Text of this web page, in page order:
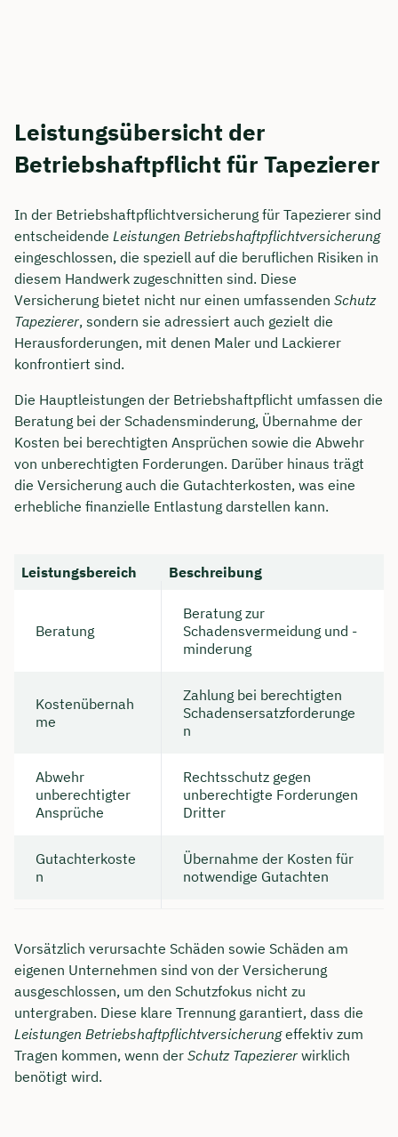
Leistungsübersicht der
Betriebshaftpflicht für Tapezierer
In der Betriebshaftpflichtversicherung für Tapezierer sind
entscheidende Leistungen Betriebshaftpflichtversicherung
eingeschlossen, die speziell auf die beruflichen Risiken in
diesem Handwerk zugeschnitten sind. Diese
Versicherung bietet nicht nur einen umfassenden Schutz
Tapezierer, sondern sie adressiert auch gezielt die
Herausforderungen, mit denen Maler und Lackierer
konfrontiert sind.
Die Hauptleistungen der Betriebshaftpflicht umfassen die
Beratung bei der Schadensminderung, Übernahme der
Kosten bei berechtigten Ansprüchen sowie die Abwehr
von unberechtigten Forderungen. Darüber hinaus trägt
die Versicherung auch die Gutachterkosten, was eine
erhebliche finanzielle Entlastung darstellen kann.
Leistungsbereich Beschreibung
Beratung
Beratung zur
Schadensvermeidung und -
minderung
Kostenübernah
me
Zahlung bei berechtigten
Schadensersatzforderunge
n
Abwehr
unberechtigter
Ansprüche
Rechtsschutz gegen
unberechtigte Forderungen
Dritter
Gutachterkoste
n
Übernahme der Kosten für
notwendige Gutachten
Vorsätzlich verursachte Schäden sowie Schäden am
eigenen Unternehmen sind von der Versicherung
ausgeschlossen, um den Schutzfokus nicht zu
untergraben. Diese klare Trennung garantiert, dass die
Leistungen Betriebshaftpflichtversicherungeffektiv zum
Tragen kommen, wenn der Schutz Tapezierer wirklich
benötigt wird.
Jetzt persönliches
Beratungsgespräch mit
Tobias Niendieck sichern 🤝